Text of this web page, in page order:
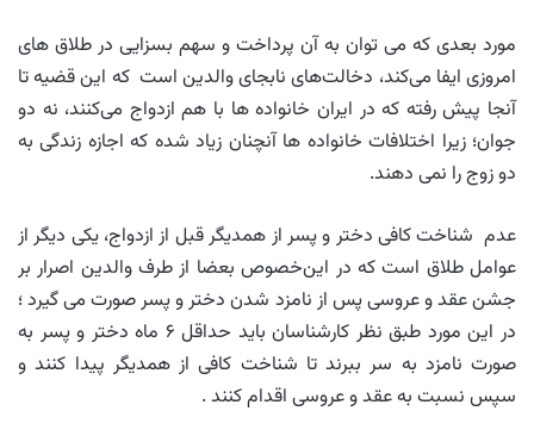
مورد بعدی که می توان به آن پرداخت و سهم بسزایی در طلاق های
امروزی ایفا می‌کند، دخالت‌های نابجای والدین است که این قضیه تا
آنجا پیش رفته که در ایران خانواده ها با هم ازدواج می‌کنند، نه دو
جوان؛ زیرا اختلافات خانواده ها آنچنان زیاد شده که اجازه زندگی به
دو زوج را نمی دهند.
عدم شناخت کافی دختر و پسر از همدیگر قبل از ازدواج، یکی دیگر از
عوامل طلاق است که در این‌خصوص بعضا از طرف والدین اصرار بر
جشن عقد و عروسی پس از نامزد شدن دختر و پسر صورت می گیرد ؛
در این مورد طبق نظر کارشناسان باید حداقل ۶ ماه دختر و پسر به
صورت نامزد به سر ببرند تا شناخت کافی از همدیگر پیدا کنند و
سپس نسبت به عقد و عروسی اقدام کنند .